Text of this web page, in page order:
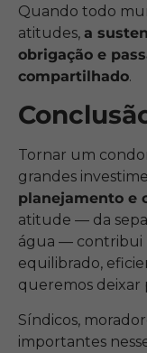
Quando todo
atitudes, a
obrigação e
compartilhado.
Tornar um
grandes
planejamento e
atitude — da
água — contribui
equilibrado,
queremos deixar
Síndicos,
importantes